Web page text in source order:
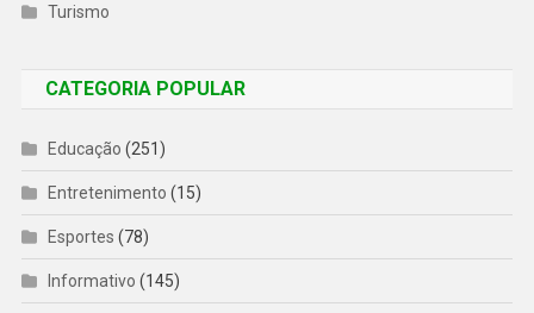
Turismo
CATEGORIA POPULAR
Educação (251)
Entretenimento (15)
Esportes (78)
Informativo (145)